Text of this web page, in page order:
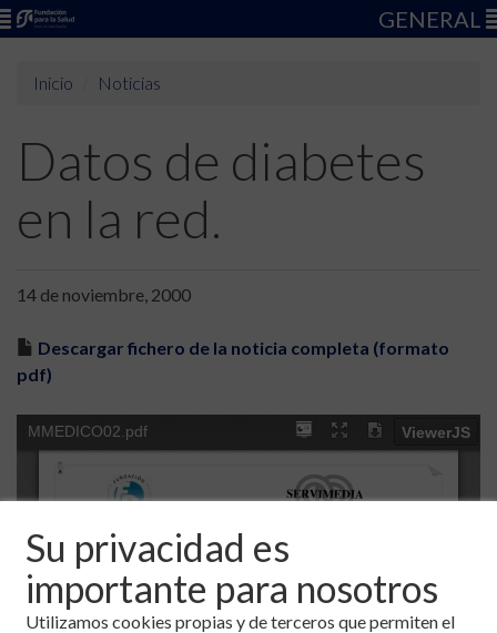
Su privacidad es
importante para nosotros
Utilizamos cookies propias y de terceros que permiten el
GENERAL
Inicio Noticias
Datos de diabetes
en la red.
14 de noviembre, 2000
Descargar fichero de la noticia completa (formato
pdf)